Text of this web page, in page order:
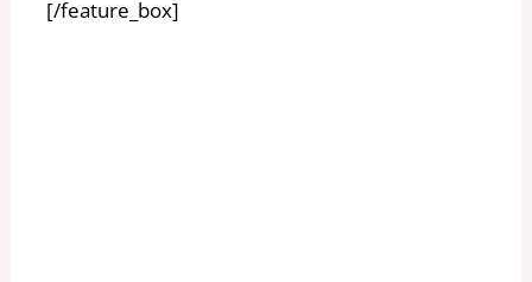
[/feature_box]